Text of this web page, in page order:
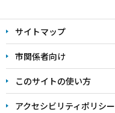
文
こ
こ
ま
で
サイトマップ
市関係者向け
このサイトの使い方
アクセシビリティポリシー